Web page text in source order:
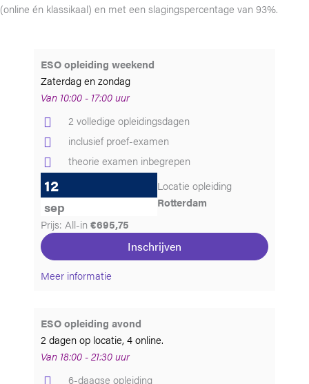
(online én klassikaal) en met een slagingspercentage van 93%.
ESO opleiding weekend
Zaterdag en zondag
Van 10:00 - 17:00 uur
2 volledige opleidingsdagen
inclusief proef-examen
theorie examen inbegrepen
12
sep
Locatie opleiding
Rotterdam
Prijs: All-in €695,75
Inschrijven
Meer informatie
ESO opleiding avond
2 dagen op locatie, 4 online.
Van 18:00 - 21:30 uur
6-daagse opleiding